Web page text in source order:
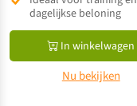
dagelijkse beloning
In winkelwagen
Nu bekijken